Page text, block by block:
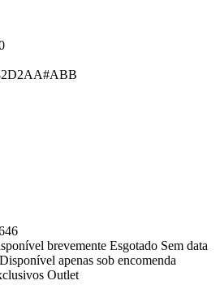
brevemente Esgotado Sem data
Disponível apenas sob encomenda
Outlet